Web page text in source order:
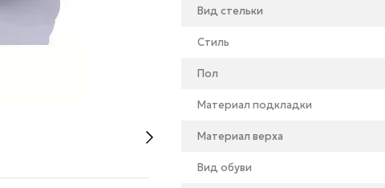
Вид стельки
Стиль
Пол
Материал подкладки
Материал верха
Вид обуви